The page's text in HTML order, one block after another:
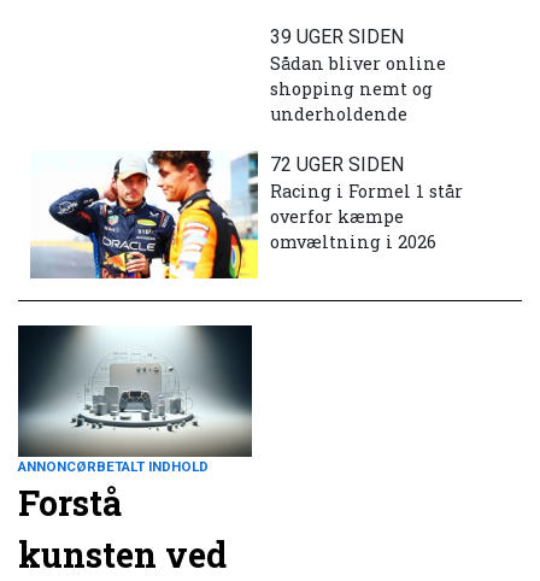
39 UGER SIDEN
Sådan bliver online
shopping nemt og
underholdende
72 UGER SIDEN
Racing i Formel 1 står
overfor kæmpe
omvæltning i 2026
ANNONCØRBETALT INDHOLD
Forstå
kunsten ved